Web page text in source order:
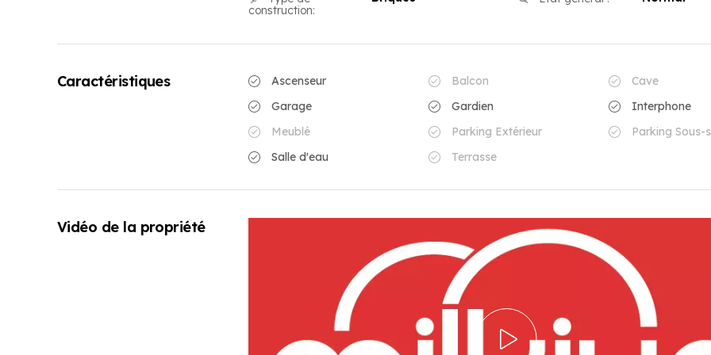
construction:
Caractéristiques Ascenseur Balcon
Cave
Garage
Gardien
Interphone
Meublé
Parking Extérieur
Parking Sous-
Salle d'eau
Terrasse
Vidéo de la propriété